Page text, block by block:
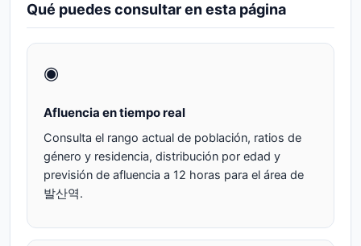
Qué puedes consultar en esta página
◉
Afluencia en tiempo real
Consulta el rango actual de población, ratios de
género y residencia, distribución por edad y
previsión de afluencia a 12 horas para el área de
발산역.